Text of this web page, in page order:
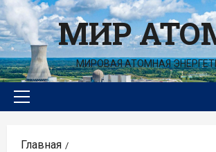
Перейти
к
содержимомуМИР
МИРОВАЯ АТОМНАЯ
Основное
Главная